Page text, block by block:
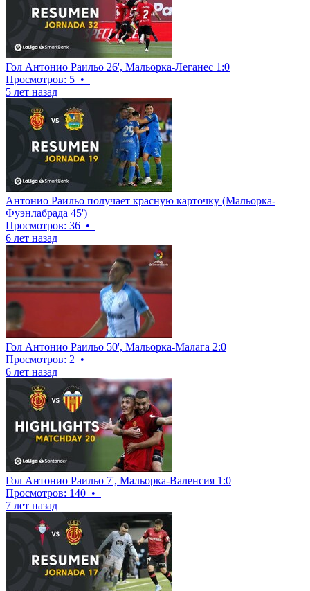
Гол Антонио Раильо 26', Мальорка-Леганес 1:0
Просмотров: 5 •
5 лет назад
Антонио Раильо получает красную карточку (Мальорка-
Фуэнлабрада 45')
Просмотров: 36 •
6 лет назад
Гол Антонио Раильо 50', Мальорка-Малага 2:0
Просмотров: 2 •
6 лет назад
Гол Антонио Раильо 7', Мальорка-Валенсия 1:0
Просмотров: 140 •
7 лет назад